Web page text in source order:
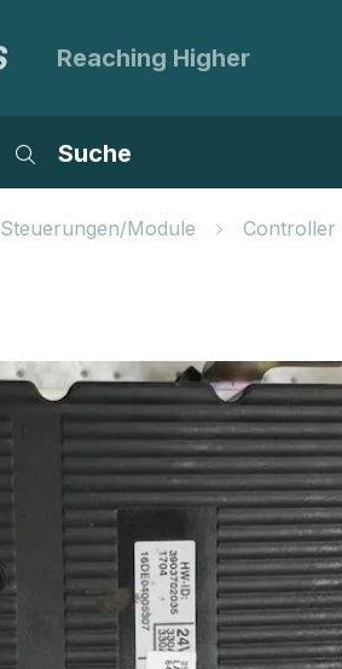
Reaching Higher
Suche
Steuerungen/Module Controller